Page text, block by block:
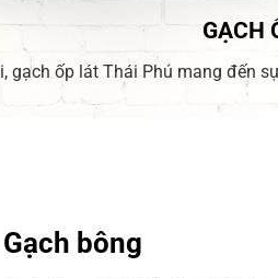
GẠCH
gạch ốp lát Thái Phú mang đến
Gạch bông